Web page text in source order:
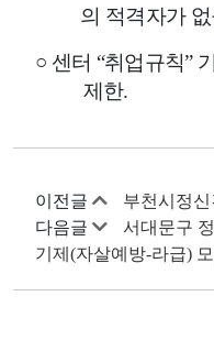
의 적격자가
○ 센터 “취업규칙”
제한.
이전글
부천시정
다음글
서대문구
기제(자살예방-라급)